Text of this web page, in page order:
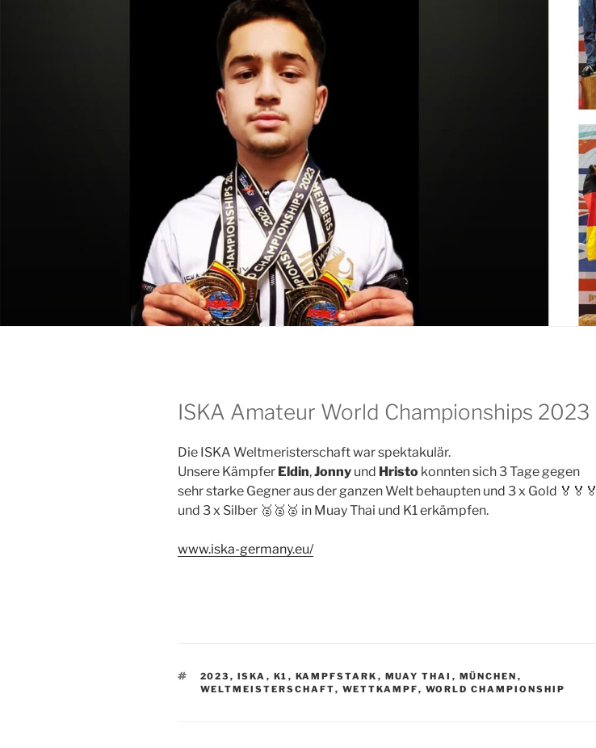
ISKA Amateur World Championships 2023
Die ISKA Weltmeristerschaft war spektakulär.
Unsere Kämpfer Eldin,Jonny und Hristo konnten sich 3 Tage gegen
sehr starke Gegner aus der ganzen Welt behaupten und 3 x Gold 🏅🏅🏅
und 3 x Silber 🥈🥈🥈 in Muay Thai und K1 erkämpfen.
www.iska-germany.eu/
SCHLAGWÖRTER
2023 , ISKA , K1 , KAMPFSTARK , MUAY THAI , MÜNCHEN ,
WELTMEISTERSCHAFT, WETTKAMPF, WORLD CHAMPIONSHIP